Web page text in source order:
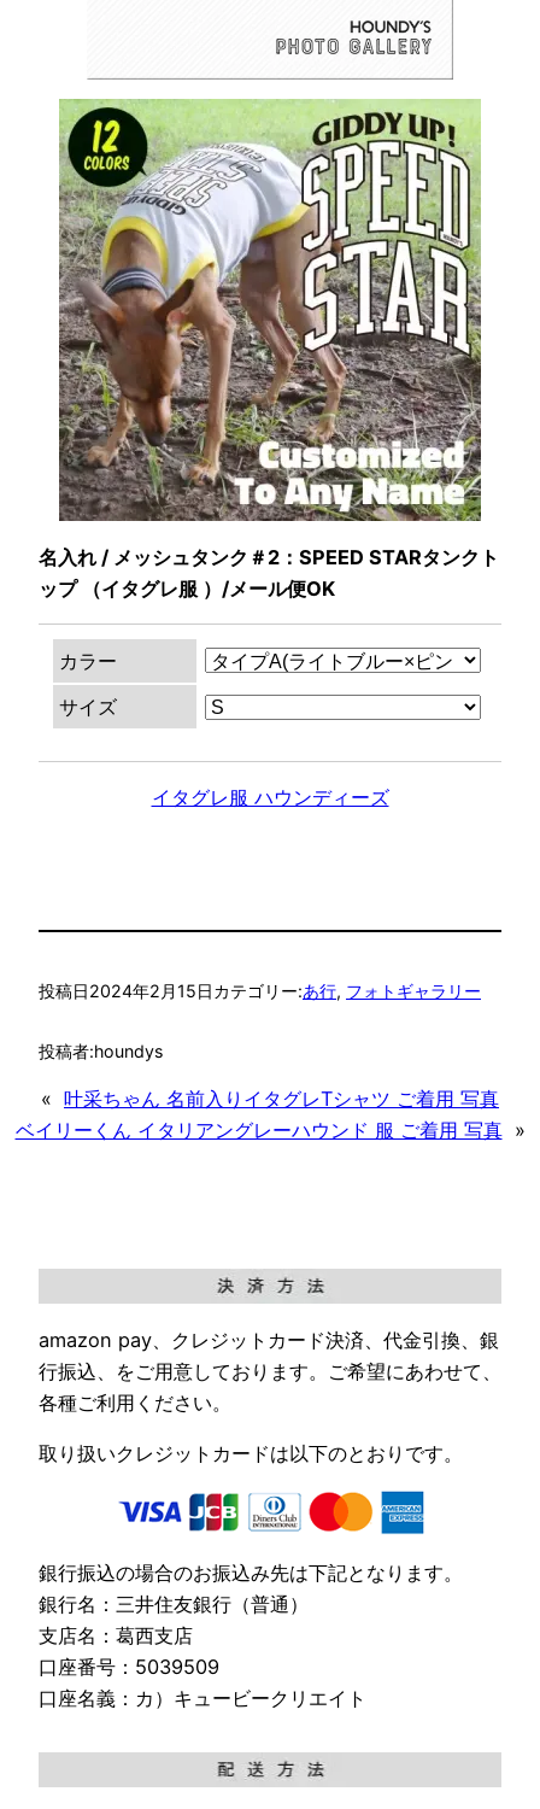
名入れ / メッシュタンク＃2：SPEED STARタンクト
ップ （イタグレ服 ）/メール便OK
カラー
サイズ
イタグレ服 ハウンディーズ
投稿日2024年2月15日カテゴリー:あ行, フォトギャラリー
投稿者:houndys
« 叶采ちゃん 名前入りイタグレTシャツ ご着用 写真
ベイリーくん イタリアングレーハウンド 服 ご着用 写真 »
amazon pay、クレジットカード決済、代金引換、銀
行振込、をご用意しております。ご希望にあわせて、
各種ご利用ください。
取り扱いクレジットカードは以下のとおりです。
銀行振込の場合のお振込み先は下記となります。
銀行名：三井住友銀行（普通）
支店名：葛西支店
口座番号：5039509
口座名義：カ）キュービークリエイト